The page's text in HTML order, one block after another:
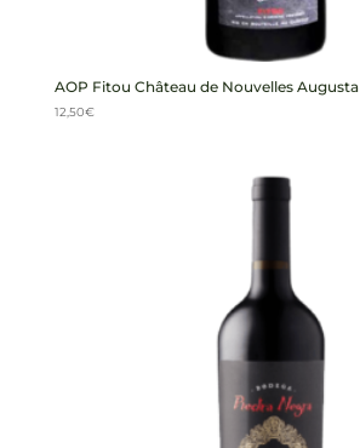
AOP Fitou Château de Nouvelles Augusta
12,50€